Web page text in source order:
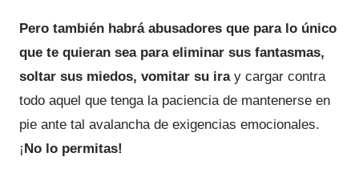
Pero también habrá abusadores que para lo único
que te quieran sea para eliminar sus fantasmas,
soltar sus miedos, vomitar su iray cargar contra
todo aquel que tenga la paciencia de mantenerse en
pie ante tal avalancha de exigencias emocionales.
¡No lo permitas!